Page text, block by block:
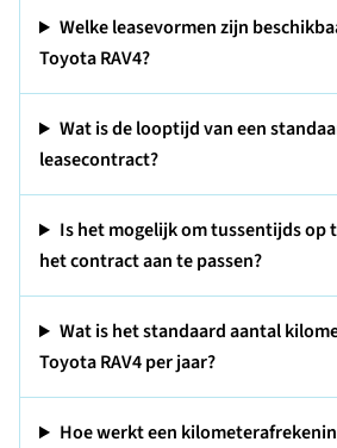
Welke leasevormen zijn
Toyota RAV4?
Wat is de looptijd van een
leasecontract?
Is het mogelijk om tussentijds op
het contract aan te passen?
Wat is het standaard aantal
Toyota RAV4 per jaar?
Hoe werkt een